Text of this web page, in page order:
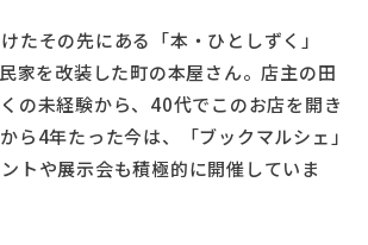
たその先にある「本・ひとしずく」
家を改装した町の本屋さん。店主の田
の未経験から、40代でこのお店を開き
ら4年たった今は、「ブックマルシェ」
トや展示会も積極的に開催していま